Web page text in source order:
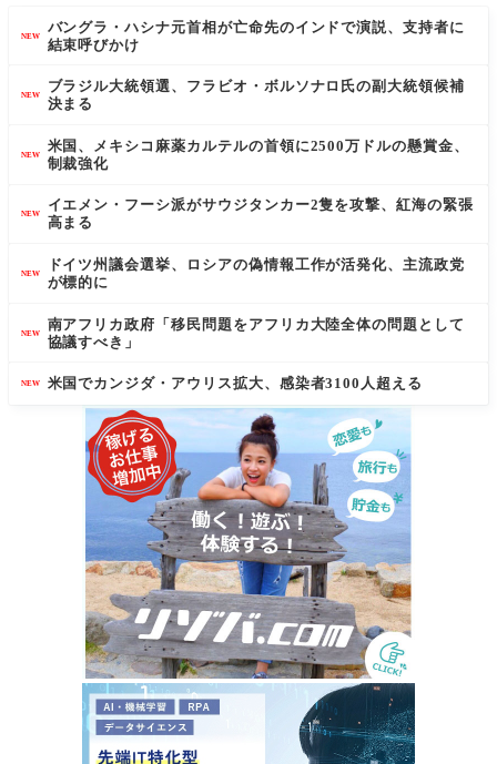
NEW
バングラ・ハシナ元首相が亡命先のインドで演説、支持者に
結束呼びかけ
NEW
ブラジル大統領選、フラビオ・ボルソナロ氏の副大統領候補
決まる
NEW
米国、メキシコ麻薬カルテルの首領に2500万ドルの懸賞金、
制裁強化
NEW
イエメン・フーシ派がサウジタンカー2隻を攻撃、紅海の緊張
高まる
NEW
ドイツ州議会選挙、ロシアの偽情報工作が活発化、主流政党
が標的に
NEW
南アフリカ政府「移民問題をアフリカ大陸全体の問題として
協議すべき」
NEW 米国でカンジダ・アウリス拡大、感染者3100人超える